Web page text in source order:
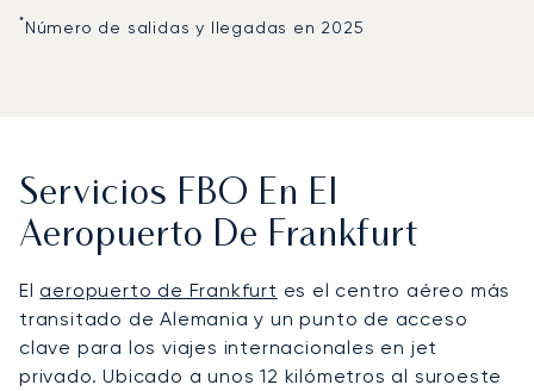
*Número de salidas y llegadas en 2025
Servicios FBO En El
Aeropuerto De Frankfurt
El aeropuerto de Frankfurt es el centro aéreo más
transitado de Alemania y un punto de acceso
clave para los viajes internacionales en jet
privado. Ubicado a unos 12 kilómetros al suroeste